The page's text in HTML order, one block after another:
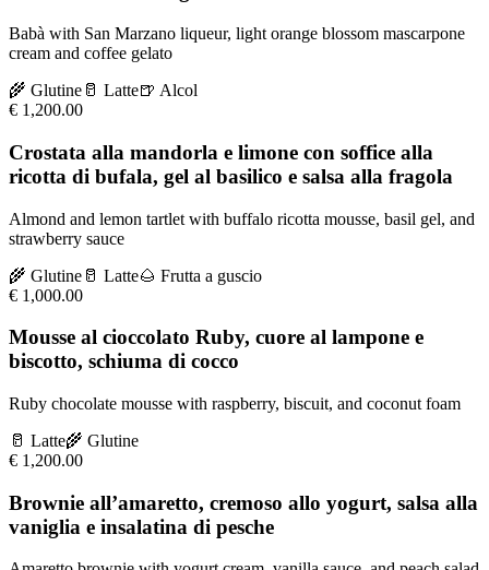
Babà with San Marzano liqueur, light orange blossom mascarpone
cream and coffee gelato
🌾 Glutine 🥛 Latte🍺 Alcol
€ 1,200.00
Crostata alla mandorla e limone con soffice alla
ricotta di bufala, gel al basilico e salsa alla fragola
Almond and lemon tartlet with buffalo ricotta mousse, basil gel, and
strawberry sauce
🌾 Glutine 🥛 Latte🌰 Frutta a guscio
€ 1,000.00
Mousse al cioccolato Ruby, cuore al lampone e
biscotto, schiuma di cocco
Ruby chocolate mousse with raspberry, biscuit, and coconut foam
🥛 Latte🌾 Glutine
€ 1,200.00
Brownie all’amaretto, cremoso allo yogurt, salsa alla
vaniglia e insalatina di pesche